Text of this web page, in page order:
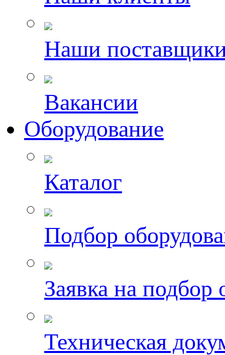
Наши
Вакансии
Оборудование
Каталог
Подбор
Заявка на подбор
Техническая